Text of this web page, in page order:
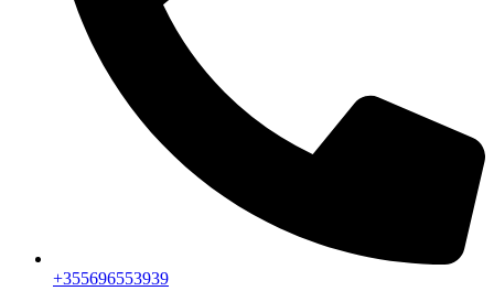
+355696553939